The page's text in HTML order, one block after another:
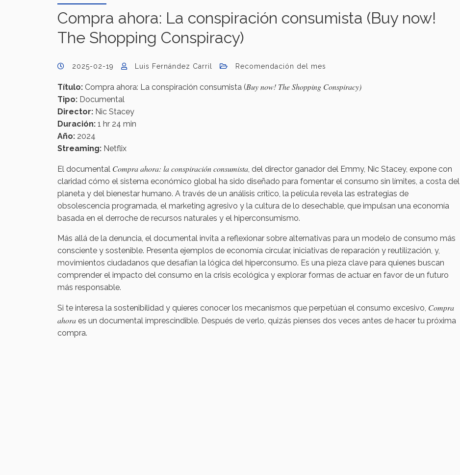
Compra ahora: La conspiración consumista (Buy now!
The Shopping Conspiracy)
2025-02-19 Luis Fernández Carril Recomendación del mes
Título: Compra ahora: La conspiración consumista (Buy now! The Shopping Conspiracy)
Tipo: Documental
Director: Nic Stacey
Duración: 1 hr 24 min
Año: 2024
Streaming: Netflix
El documental Compra ahora: la conspiración consumista, del director ganador del Emmy, Nic Stacey, expone con
claridad cómo el sistema económico global ha sido diseñado para fomentar el consumo sin límites, a costa del
planeta y del bienestar humano. A través de un análisis crítico, la película revela las estrategias de
obsolescencia programada, el marketing agresivo y la cultura de lo desechable, que impulsan una economía
basada en el derroche de recursos naturales y el hiperconsumismo.
Más allá de la denuncia, el documental invita a reflexionar sobre alternativas para un modelo de consumo más
consciente y sostenible. Presenta ejemplos de economía circular, iniciativas de reparación y reutilización, y,
movimientos ciudadanos que desafían la lógica del hiperconsumo. Es una pieza clave para quienes buscan
comprender el impacto del consumo en la crisis ecológica y explorar formas de actuar en favor de un futuro
más responsable.
Si te interesa la sostenibilidad y quieres conocer los mecanismos que perpetúan el consumo excesivo, Compra
ahora es un documental imprescindible. Después de verlo, quizás pienses dos veces antes de hacer tu próxima
compra.